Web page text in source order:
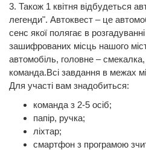
3. Також 1 квітня відбудеться
легенди". Автоквест – це
сенс якої полягає в
зашифрованих місць нашого
автомобіль, головне – смекалка,
команда.Всі завдання в межах
Для участі вам знадобиться:
команда з 2-5 осіб;
папір, ручка;
ліхтар;
смартфон з програмою